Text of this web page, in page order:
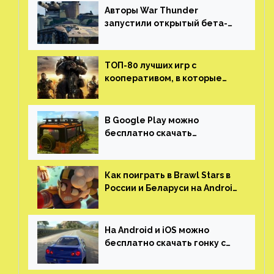
Авторы War Thunder
запустили открытый бета-
трейлер и скриншоты
ТОП-80 лучших игр с
кооперативом, в которые
(никаких MMO)
В Google Play можно
бесплатно скачать
открытым миром, прокачкой,
гонками и тюнингом машины
Как поиграть в Brawl Stars в
России и Беларуси на Android
На Android и iOS можно
бесплатно скачать гонку с
который больше, чем в